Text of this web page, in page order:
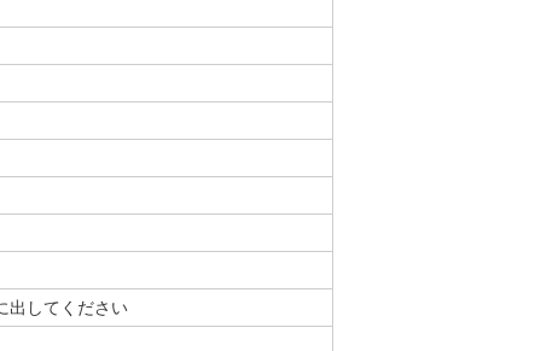
出してください